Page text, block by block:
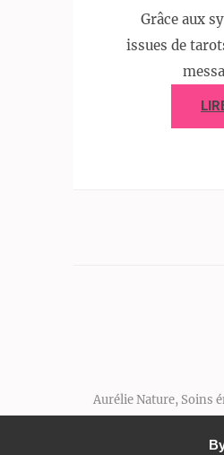
Grâce aux
issues de
Aurélie Nature, Soins